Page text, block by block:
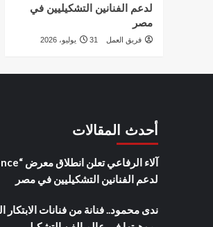
لدعم الفنانين التشكيليين في
مصر
فريق العمل 31 يوليو، 2026
أحدث المقالات
لدعم الفنانين التشكيليين في مصر
ندى محمود.. فنانة من فنانات الابتكار